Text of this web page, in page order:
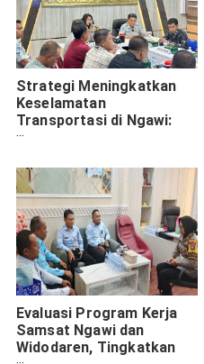
Strategi Meningkatkan
Keselamatan
Transportasi di Ngawi:
Kolaborasi FKLL dan Jasa
Evaluasi Program Kerja
Samsat Ngawi dan
Widodaren, Tingkatkan